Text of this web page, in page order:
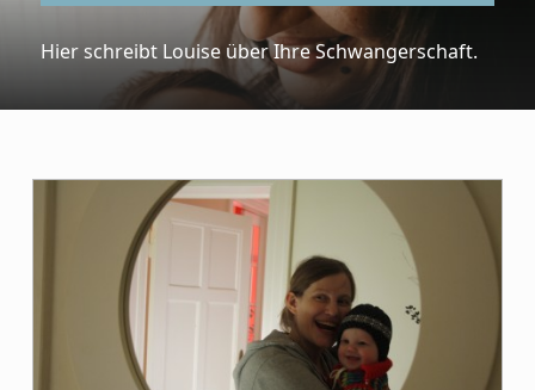
Hier schreibt Louise über Ihre Schwangerschaft.